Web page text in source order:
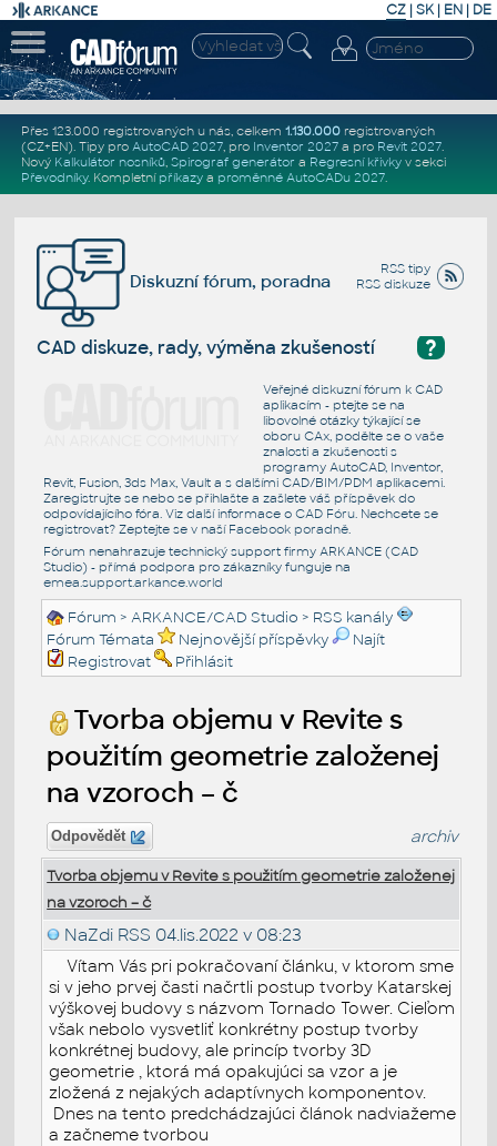
CZ | SK| EN | DE
Přes 123.000 registrovaných u nás, celkem 1.130.000registrovaných
(CZ+EN). Tipy pro AutoCAD 2027, pro Inventor 2027a pro Revit 2027.
Nový Kalkulátor nosníků, Spirograf generátor a Regresní křivkyv sekci
Převodníky. Kompletní příkazya proměnné AutoCADu 2027.
RSS tipy
RSS diskuze
Diskuzní fórum, poradna
?
CAD diskuze, rady, výměna zkušeností
Veřejné diskuzní fórum k CAD
aplikacím - ptejte se na
libovolné otázky týkající se
oboru CAx, podělte se o vaše
znalosti a zkušenosti s
programy AutoCAD, Inventor,
Revit, Fusion, 3ds Max, Vault a s dalšími CAD/BIM/PDM aplikacemi.
Zaregistrujte se nebo se přihlašte a zašlete váš příspěvek do
odpovídajícího fóra. Viz další informace o CAD Fóru. Nechcete se
registrovat? Zeptejte se v naší Facebook poradně.
Fórum nenahrazuje technický support firmy ARKANCE (CAD
Studio) - přímá podpora pro zákazníky funguje na
emea.support.arkance.world
Fórum >ARKANCE/CAD Studio > RSS kanály
Fórum Témata
Nejnovější příspěvky
Najít
Registrovat
Přihlásit
Tvorba objemu v Revite s
použitím geometrie založenej
na vzoroch – č
Odpovědět archiv
Tvorba objemu v Revite s použitím geometrie založenej
na vzoroch – č
NaZdi RSS 04.lis.2022 v 08:23
Vítam Vás pri pokračovaní článku, v ktorom sme
si v jeho prvej časti načrtli postup tvorby Katarskej
výškovej budovy s názvom Tornado Tower. Cieľom
však nebolo vysvetliť konkrétny postup tvorby
konkrétnej budovy, ale princíp tvorby 3D
geometrie , ktorá má opakujúci sa vzor a je
zložená z nejakých adaptívnych komponentov.
Dnes na tento predchádzajúci článok nadviažeme
a začneme tvorbou